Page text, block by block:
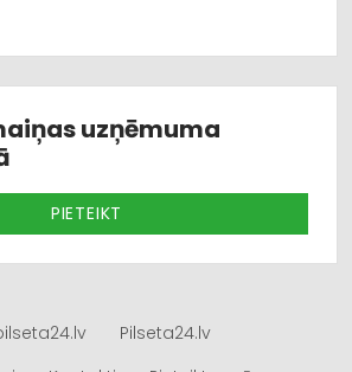
uzņēmuma
PIETEIKT
Pilseta24.lv